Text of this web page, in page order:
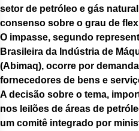
setor de petróleo e gás
consenso sobre o grau de
O impasse, segundo
Brasileira da Indústria de
(Abimaq), ocorre por
fornecedores de bens e
A decisão sobre o tema,
nos leilões de áreas de
um comitê integrado por